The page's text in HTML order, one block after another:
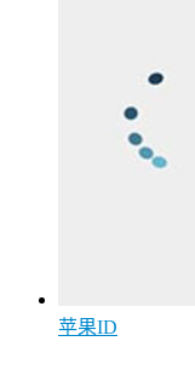
苹果ID